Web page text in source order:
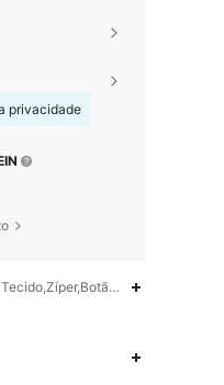
privacidade
Tecido,Zíper,Botão,Bolso,Lavagem